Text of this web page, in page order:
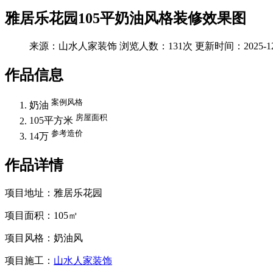
雅居乐花园105平奶油风格装修效果图
来源：山水人家装饰 浏览人数：131次 更新时间：2025-
作品信息
奶油 案例风格
105平方米 房屋面积
14万 参考造价
作品详情
项目地址：雅居乐花园
项目面积：105㎡
项目风格：奶油风
项目施工： 山水人家装饰